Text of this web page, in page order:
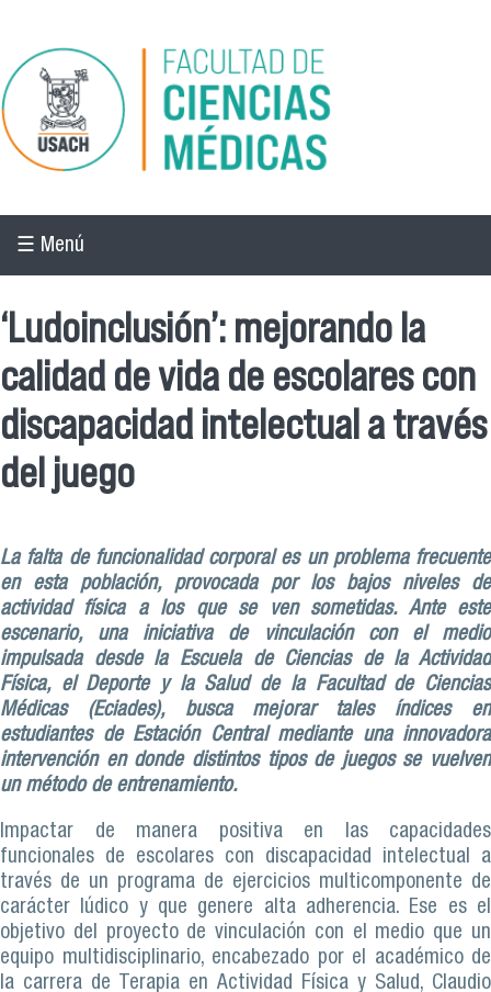
Pasar al contenido principal
☰ Menú
‘Ludoinclusión’: mejorando la
calidad de vida de escolares con
discapacidad intelectual a través
del juego
La falta de funcionalidad corporal es un problema frecuente
en esta población, provocada por los bajos niveles de
actividad física a los que se ven sometidas. Ante este
escenario, una iniciativa de vinculación con el medio
impulsada desde la Escuela de Ciencias de la Actividad
Física, el Deporte y la Salud de la Facultad de Ciencias
Médicas (Eciades), busca mejorar tales índices en
estudiantes de Estación Central mediante una innovadora
intervención en donde distintos tipos de juegos se vuelven
un método de entrenamiento.
Impactar de manera positiva en las capacidades
funcionales de escolares con discapacidad intelectual a
través de un programa de ejercicios multicomponente de
carácter lúdico y que genere alta adherencia. Ese es el
objetivo del proyecto de vinculación con el medio que un
equipo multidisciplinario, encabezado por el académico de
la carrera de Terapia en Actividad Física y Salud, Claudio